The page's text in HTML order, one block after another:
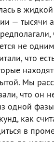
в
— тысячи
не
что
Мы
что он
одной
как
в